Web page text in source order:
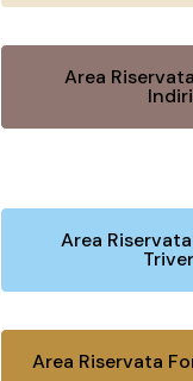
Area
Area
Area Riservata